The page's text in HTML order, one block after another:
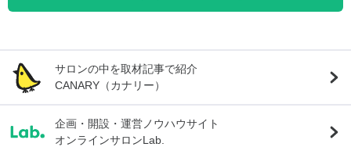
サロンの中を取材記事で紹介
CANARY（カナリー）
企画・開設・運営ノウハウサイト
オンラインサロンLab.